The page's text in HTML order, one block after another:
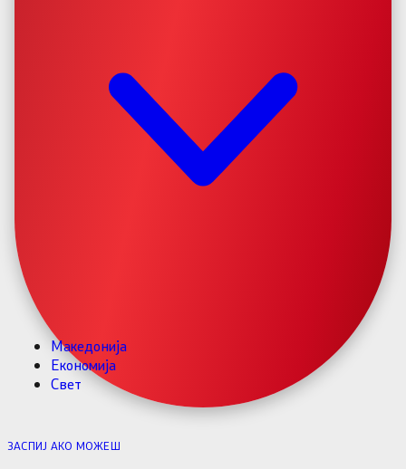
Македонија
Економија
Свет
ЗАСПИЈ АКО МОЖЕШ